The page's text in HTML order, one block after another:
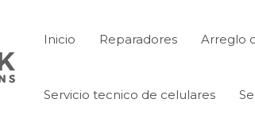
Inicio Reparadores Arreglo
Servicio tecnico de celulares